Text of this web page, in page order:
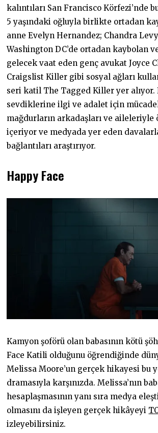
kalıntıları San Francisco Körfezi’nde
5 yaşındaki oğluyla birlikte ortadan
anne Evelyn Hernandez; Chandra
Washington DC’de ortadan kaybolan
gelecek vaat eden genç avukat Joyce
Craigslist Killer gibi sosyal ağları
seri katil The Tagged Killer yer alıyor.
sevdiklerine ilgi ve adalet için
mağdurların arkadaşları ve
içeriyor ve medyada yer eden
bağlantıları araştırıyor.
Happy Face
Kamyon şoförü olan babasının kötü
Face Katili olduğunu öğrendiğinde
Melissa Moore’un gerçek hikayesi bu
dramasıyla karşınızda. Melissa’nın
hesaplaşmasının yanı sıra medya
olmasını da işleyen gerçek hikâyeyi
izleyebilirsiniz.